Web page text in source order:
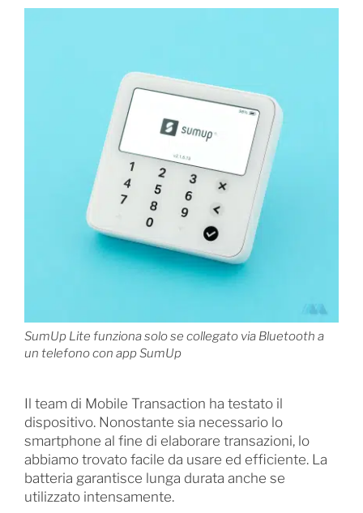
SumUp Lite funziona solo se collegato via Bluetooth a
un telefono con app SumUp
Il team di Mobile Transaction ha testato il
dispositivo. Nonostante sia necessario lo
smartphone al fine di elaborare transazioni, lo
abbiamo trovato facile da usare ed efficiente. La
batteria garantisce lunga durata anche se
utilizzato intensamente.